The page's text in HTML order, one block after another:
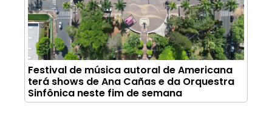
Festival de música autoral de Americana
terá shows de Ana Cañas e da Orquestra
Sinfônica neste fim de semana